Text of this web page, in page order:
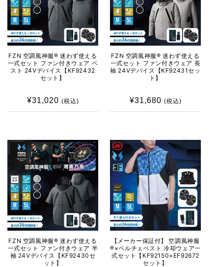
FZN 空調風神服® 迷わず使える
一式セット ファン付きウェア ベ
スト 24Vデバイス【KF92432
セット】
通
常
¥31,020 (税込)
FZN 空調風神服® 迷わず使える
一式セット ファン付きウェア 長
袖 24Vデバイス【KF92431セッ
ト】
通
常
¥31,680 (税込)
FZN 空調風神服® 迷わず使える
一式セット ファン付きウェア 半
袖 24Vデバイス【KF92430セ
ット】
【メーカー保証付】 空調風神服
®×ペルチェベスト 冷却ウェア一
式セット【KF92150×EF92672
セット】